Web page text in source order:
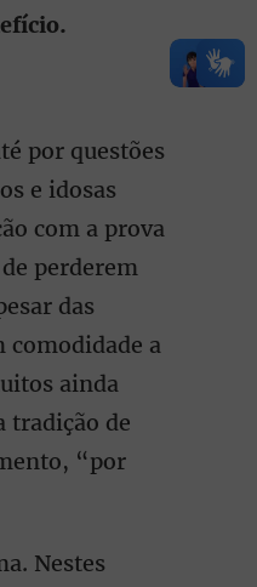
por questões
e idosas
com a prova
perderem
das
comodidade a
ainda
tradição de
“por
Nestes